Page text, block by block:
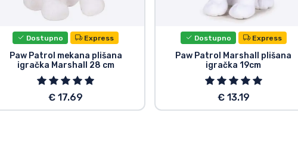
Dostupno Express
Paw Patrol mekana plišana
igračka Marshall 28 cm
€ 17.69
Dostupno Express
Paw Patrol Marshall plišana
igračka 19cm
€ 13.19